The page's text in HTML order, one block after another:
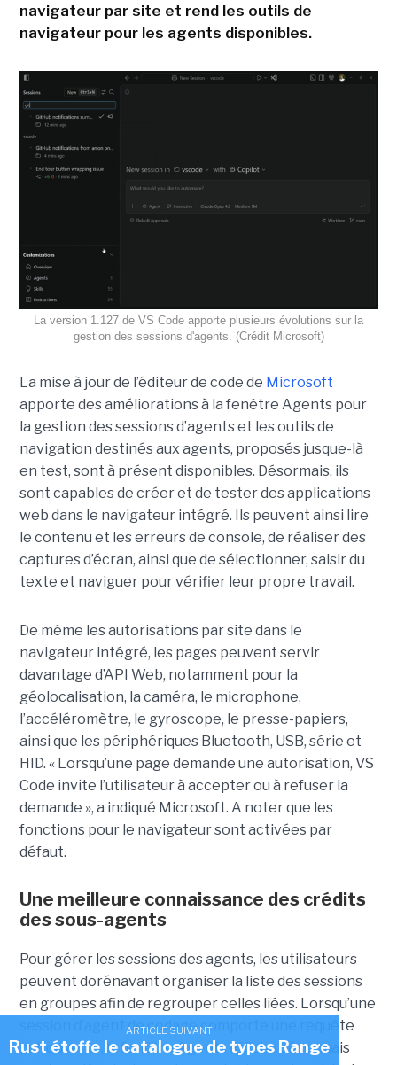
navigateur par site et rend les outils de
navigateur pour les agents disponibles.
La version 1.127 de VS Code apporte plusieurs évolutions sur la
gestion des sessions d'agents. (Crédit Microsoft)
La mise à jour de l’éditeur de code de Microsoft
apporte des améliorations à la fenêtre Agents pour
la gestion des sessions d’agents et les outils de
navigation destinés aux agents, proposés jusque-là
en test, sont à présent disponibles. Désormais, ils
sont capables de créer et de tester des applications
web dans le navigateur intégré. Ils peuvent ainsi lire
le contenu et les erreurs de console, de réaliser des
captures d’écran, ainsi que de sélectionner, saisir du
texte et naviguer pour vérifier leur propre travail.
De même les autorisations par site dans le
navigateur intégré, les pages peuvent servir
davantage d’API Web, notamment pour la
géolocalisation, la caméra, le microphone,
l’accéléromètre, le gyroscope, le presse-papiers,
ainsi que les périphériques Bluetooth, USB, série et
HID. « Lorsqu’une page demande une autorisation, VS
Code invite l’utilisateur à accepter ou à refuser la
demande », a indiqué Microsoft. A noter que les
fonctions pour le navigateur sont activées par
défaut.
Une meilleure connaissance des crédits
des sous-agents
Pour gérer les sessions des agents, les utilisateurs
peuvent dorénavant organiser la liste des sessions
en groupes afin de regrouper celles liées. Lorsqu’une
session d’agent de codage comporte une requête
pull ouverte, la fenêtre Agents affiche désormais
ARTICLE SUIVANT
Rust étoffe le catalogue de types Range